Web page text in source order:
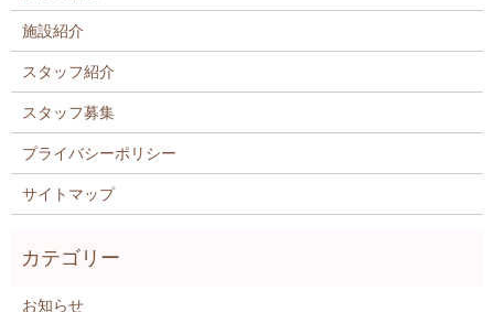
施設紹介
スタッフ紹介
スタッフ募集
プライバシーポリシー
サイトマップ
お知らせ